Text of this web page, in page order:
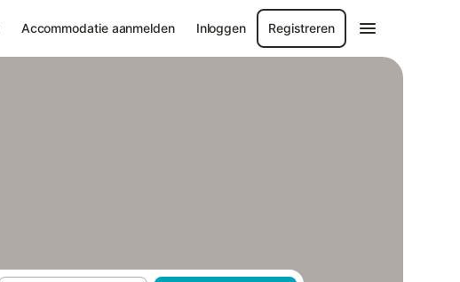
Accommodatie aanmelden Inloggen Registreren